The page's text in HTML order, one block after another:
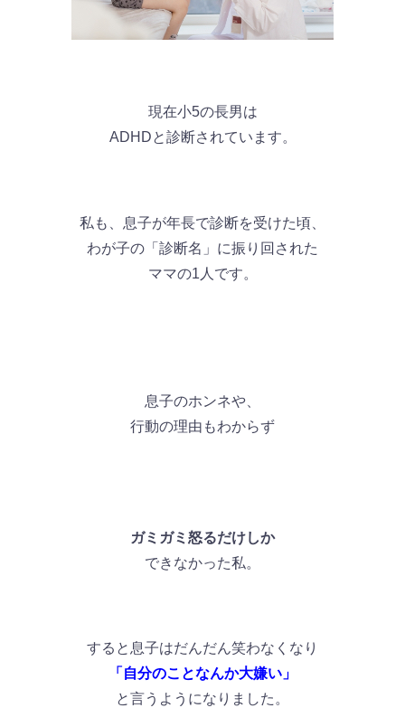
現在小5の長男は
ADHDと診断されています。
私も、息子が年長で診断を受けた頃、
わが子の「診断名」に振り回された
ママの1人です。
息子のホンネや、
行動の理由もわからず
ガミガミ怒るだけしか
できなかった私。
すると息子はだんだん笑わなくなり
「自分のことなんか大嫌い」
と言うようになりました。